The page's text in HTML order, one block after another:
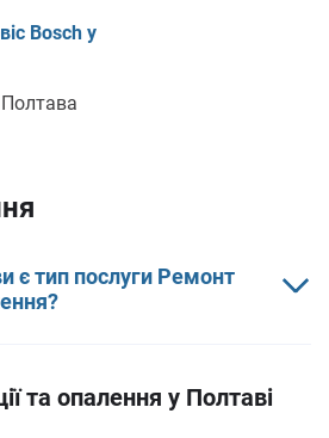
Bosch у
Полтава
є тип послуги Ремонт
та опалення у Полтаві